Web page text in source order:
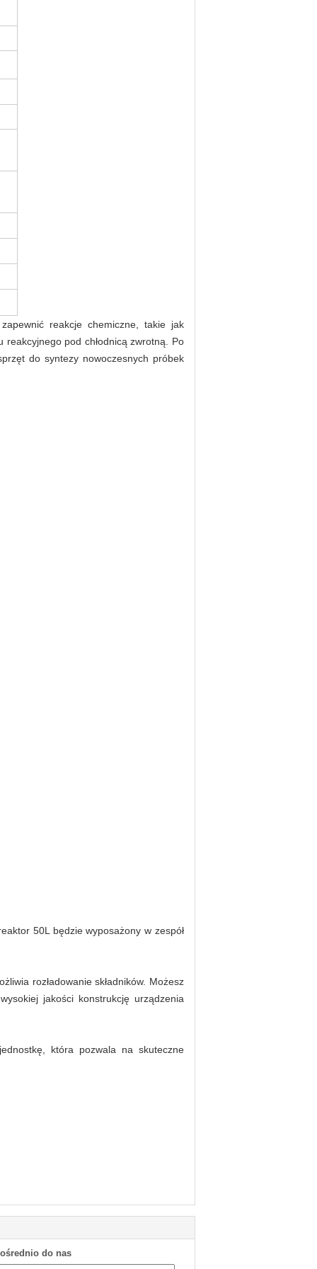
reakcje chemiczne, takie jak
pod chłodnicą zwrotną.
Po
do syntezy nowoczesnych próbek
50L będzie wyposażony w zespół
rozładowanie składników. Możesz
jakości konstrukcję urządzenia
która pozwala na skuteczne
do nas